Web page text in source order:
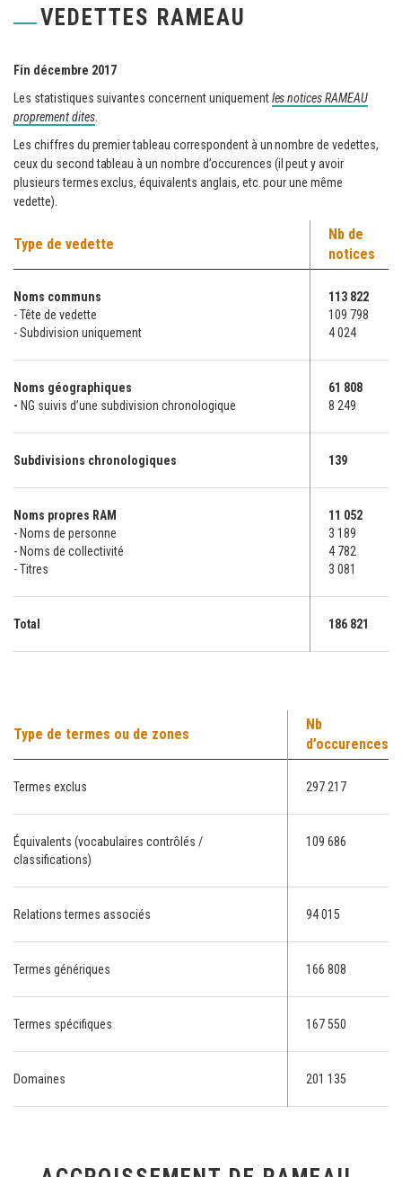
VEDETTES RAMEAU
Fin décembre 2017
Les statistiques suivantes concernent uniquementles notices RAMEAU
proprement dites.
Les chiffres du premier tableau correspondent à un nombre de vedettes,
ceux du second tableau à un nombre d’occurences (il peut y avoir
plusieurs termes exclus, équivalents anglais, etc. pour une même
vedette).
Type de vedette
Nb de
notices
Noms communs
- Tête de vedette
- Subdivision uniquement
113 822
109 798
4 024
Noms géographiques
- NG suivis d’une subdivision chronologique
61 808
8 249
Subdivisions chronologiques 139
Noms propres RAM
- Noms de personne
- Noms de collectivité
- Titres
11 052
3 189
4 782
3 081
Total 186 821
Type de termes ou de zones
Nb
d’occurences
Termes exclus 297 217
Équivalents (vocabulaires contrôlés /
classifications)
109 686
Relations termes associés 94 015
Termes génériques 166 808
Termes spécifiques 167 550
Domaines 201 135